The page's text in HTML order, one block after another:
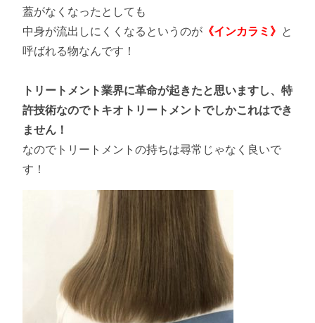
蓋がなくなったとしても
中身が流出しにくくなるというのが 《インカラミ》 と
呼ばれる物なんです！
トリートメント業界に革命が起きたと思いますし、特
許技術なのでトキオトリートメントでしかこれはでき
ません！
なのでトリートメントの持ちは尋常じゃなく良いで
す！